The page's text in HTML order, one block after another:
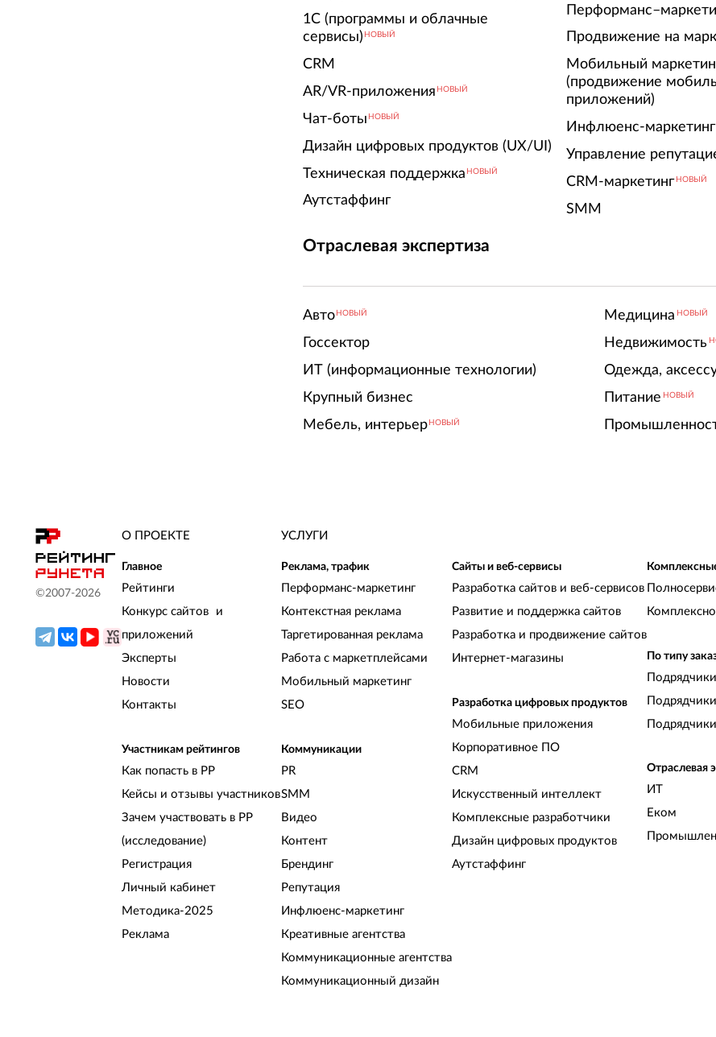
1С (программы и облачные
сервисы) НОВЫЙ
CRM
AR/VR-приложения НОВЫЙ
Чат-боты НОВЫЙ
Дизайн цифровых продуктов (UX/UI)
Техническая поддержка НОВЫЙ
Аутстаффинг
Продвижение на
Мобильный
(продвижение
приложений)
Инфлюенс-маркетинг
Управление
CRM-маркетинг НОВЫЙ
SMM
Отраслевая экспертиза
Авто НОВЫЙ
Госсектор
ИТ (информационные технологии)
Крупный бизнес
Мебель, интерьер НОВЫЙ
Медицина НОВЫЙ
Недвижимость
Одежда,
Питание НОВЫЙ
©2007-2026
О ПРОЕКТЕ
Главное
Рейтинги
Конкурс сайтов и
приложений
Эксперты
Новости
Контакты
Участникам рейтингов
Как попасть в РР
Кейсы и отзывы участников
Зачем участвовать в РР
(исследование)
Регистрация
Личный кабинет
Методика-2025
Реклама
УСЛУГИ
Реклама, трафик
Перформанс-маркетинг
Контекстная реклама
Таргетированная реклама
Работа с маркетплейсами
Мобильный маркетинг
SEO
Коммуникации
PR
SMM
Видео
Контент
Брендинг
Репутация
Инфлюенс-маркетинг
Креативные агентства
Коммуникационные агентства
Коммуникационный дизайн
Сайты и веб-сервисы
Разработка сайтов и веб-сервисов
Развитие и поддержка сайтов
Разработка и продвижение сайтов
Интернет-магазины
Разработка цифровых продуктов
Мобильные приложения
Корпоративное ПО
CRM
Искусственный интеллект
Комплексные разработчики
Дизайн цифровых продуктов
Аутстаффинг
По типу
Отраслевая
ИТ
Еком